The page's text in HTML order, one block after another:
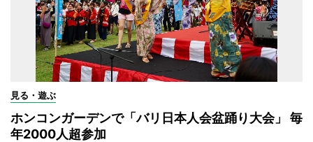
見る・遊ぶ
ホンコンガーデンで「バリ日本人会盆踊り大会」 毎
年2000人超参加